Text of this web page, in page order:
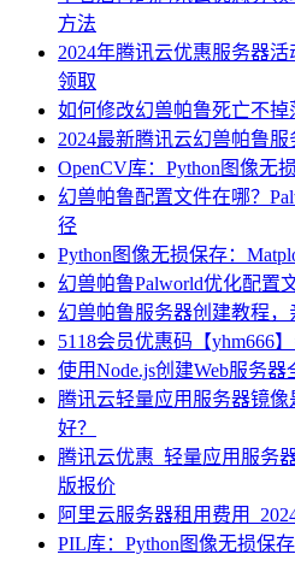
方法
2024年腾讯云优惠服务器
领取
如何修改幻兽帕鲁死亡不
2024最新腾讯云幻兽帕鲁服
OpenCV库：Python图像无
幻兽帕鲁配置文件在哪？
径
Python图像无损保存：
幻兽帕鲁Palworld优化配置
幻兽帕鲁服务器创建教程，
5118会员优惠码【yhm666
使用Node.js创建Web服务器
腾讯云轻量应用服务器镜
好？
腾讯云优惠_轻量应用服务
版报价
阿里云服务器租用费用
PIL库：Python图像无损保存